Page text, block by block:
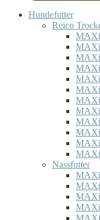
Hundefutter
Reico
Nassfutter